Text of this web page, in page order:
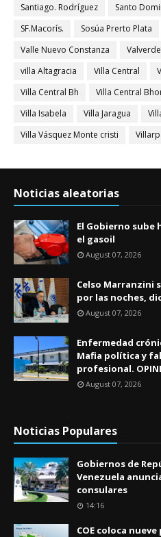
Santiago. Rodríguez
Santo
SF.Macorís.
Sosúa Prerto Plata
Valle Nuevo Constanza
Valverde
villa Altagracia
Villa Central
Villa Central Bh
Villa Central
Villa Isabela
Villa Jaragua
Villa Vásquez Monte cristi
Noticias aleatorias
El Gobierno sube
el gasoil
August 07, 2026
Celso Marranzini
por las noches,
August 07, 2026
Enfermedad
Mafia política y
profesional.
August 07, 2026
Noticias Populares
Gobiernos de
Venezuela
consulares
14:16
COE coloca